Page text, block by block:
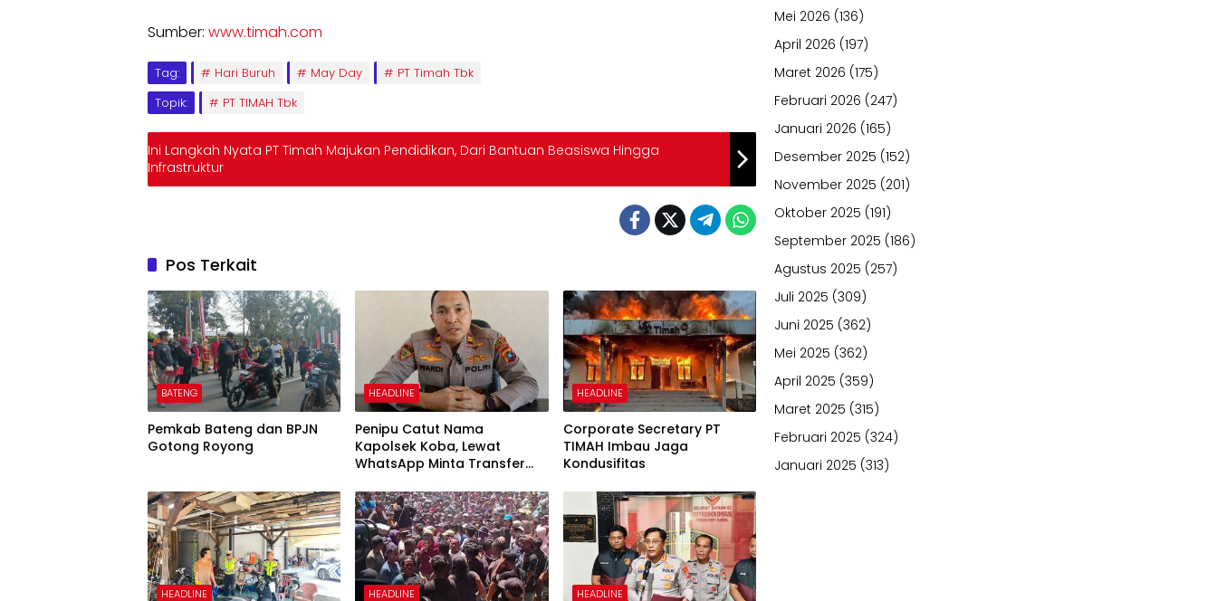
Sumber: www.timah.com
Tag: Hari Buruh May Day
PT Timah Tbk
Topik:
PT TIMAH Tbk
Ini Langkah Nyata PT Timah Majukan Pendidikan, Dari Bantuan Beasiswa Hingga
Infrastruktur
Pos Terkait
BATENG
Pemkab Bateng dan BPJN
Gotong Royong
HEADLINE
Penipu Catut Nama
Kapolsek Koba, Lewat
WhatsApp Minta Transfer
HEADLINE
Corporate Secretary PT
TIMAH Imbau Jaga
Kondusifitas
HEADLINE HEADLINE HEADLINE
Mei 2026 (136)
April 2026 (197)
Maret 2026 (175)
Februari 2026 (247)
Januari 2026 (165)
Desember 2025 (152)
November 2025 (201)
Oktober 2025 (191)
September 2025 (186)
Agustus 2025 (257)
Juli 2025 (309)
Juni 2025 (362)
Mei 2025 (362)
April 2025 (359)
Maret 2025 (315)
Februari 2025 (324)
Januari 2025 (313)